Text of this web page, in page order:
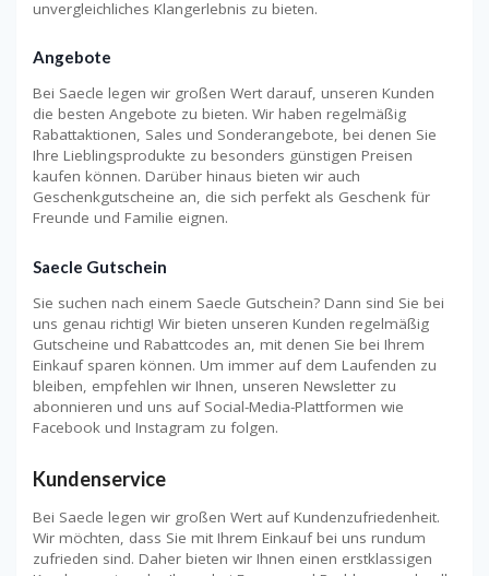
unvergleichliches Klangerlebnis zu bieten.
Angebote
Bei Saecle legen wir großen Wert darauf, unseren Kunden
die besten Angebote zu bieten. Wir haben regelmäßig
Rabattaktionen, Sales und Sonderangebote, bei denen Sie
Ihre Lieblingsprodukte zu besonders günstigen Preisen
kaufen können. Darüber hinaus bieten wir auch
Geschenkgutscheine an, die sich perfekt als Geschenk für
Freunde und Familie eignen.
Saecle Gutschein
Sie suchen nach einem Saecle Gutschein? Dann sind Sie bei
uns genau richtig! Wir bieten unseren Kunden regelmäßig
Gutscheine und Rabattcodes an, mit denen Sie bei Ihrem
Einkauf sparen können. Um immer auf dem Laufenden zu
bleiben, empfehlen wir Ihnen, unseren Newsletter zu
abonnieren und uns auf Social-Media-Plattformen wie
Facebook und Instagram zu folgen.
Kundenservice
Bei Saecle legen wir großen Wert auf Kundenzufriedenheit.
Wir möchten, dass Sie mit Ihrem Einkauf bei uns rundum
zufrieden sind. Daher bieten wir Ihnen einen erstklassigen